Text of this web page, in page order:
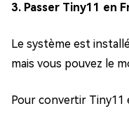
3. Passer Tiny11 en
Le système est
mais vous pouvez le
Pour convertir Tiny11